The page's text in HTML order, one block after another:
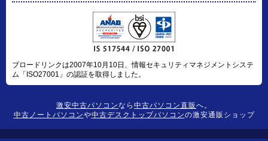
ブロードリンクは2007年10月10日、情報セキュリティマネジメントシステ
ム「ISO27001」の認証を取得しました。
激安中古パソコンなら 中古パソコン直販 へ。
中古ノートパソコンや中古デスクトップパソコンの激安通販ショップ